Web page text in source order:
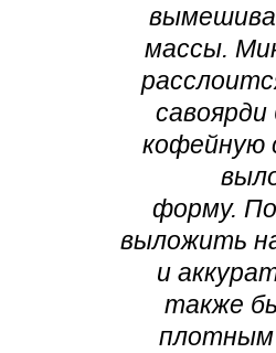
массы.
кофейную
форму.
выложить
и
также
плотным